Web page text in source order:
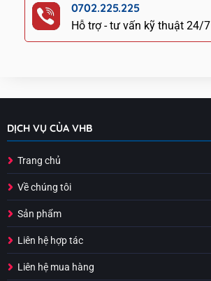
0702.225.225
Hỗ trợ - tư vấn kỹ thuật 24/7
DỊCH VỤ CỦA VHB
Trang chủ
Về chúng tôi
Sản phẩm
Liên hệ hợp tác
Liên hệ mua hàng